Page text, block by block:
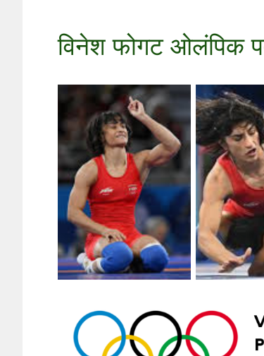
विनेश फोगट ओलंपिक